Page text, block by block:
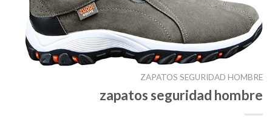
ZAPATOS SEGURIDAD HOMBRE
zapatos seguridad hombre